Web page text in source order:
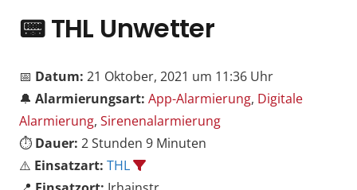
📟THL Unwetter
📅 Datum: 21 Oktober, 2021 um 11:36 Uhr
🔔 Alarmierungsart: App-Alarmierung, Digitale
Alarmierung, Sirenenalarmierung
⏱️ Dauer: 2 Stunden 9 Minuten
⚠️ Einsatzart: THL